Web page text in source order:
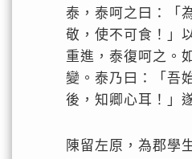
泰，泰呵之曰：「
敬，使不可食！」
重進，泰復呵之。
變。泰乃曰：「吾
後，知卿心耳！」
陳留左原，為郡學